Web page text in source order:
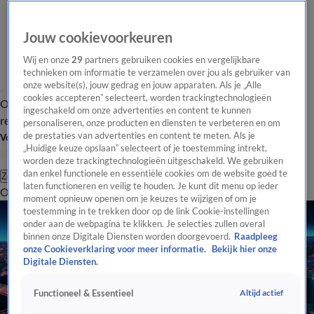
Overzicht Laatste nieuws Regionieuws Het beste van Hart
Tip de
redactie
Volg Hart van Nederland
Zoeken
OverzichtRegioUitzendingenWeerTip de redactiePanelVideo's
Jouw cookievoorkeuren
Wij en onze29 partners gebruiken cookies en vergelijkbare
technieken om informatie te verzamelen over jou als gebruiker van
onze website(s), jouw gedrag en jouw apparaten. Als je „Alle
cookies accepteren” selecteert, worden trackingtechnologieën
ingeschakeld om onze advertenties en content te kunnen
personaliseren, onze producten en diensten te verbeteren en om
de prestaties van advertenties en content te meten. Als je
„Huidige keuze opslaan” selecteert of je toestemming intrekt,
worden deze trackingtechnologieën uitgeschakeld. We gebruiken
dan enkel functionele en essentiële cookies om de website goed te
laten functioneren en veilig te houden. Je kunt dit menu op ieder
moment opnieuw openen om je keuzes te wijzigen of om je
toestemming in te trekken door op de link Cookie-instellingen
onder aan de webpagina te klikken. Je selecties zullen overal
binnen onze Digitale Diensten worden doorgevoerd. Raadpleeg
onze Cookieverklaring voor meer informatie.
Bekijk hier onze
Digitale Diensten.
Functioneel & Essentieel Altijd actief